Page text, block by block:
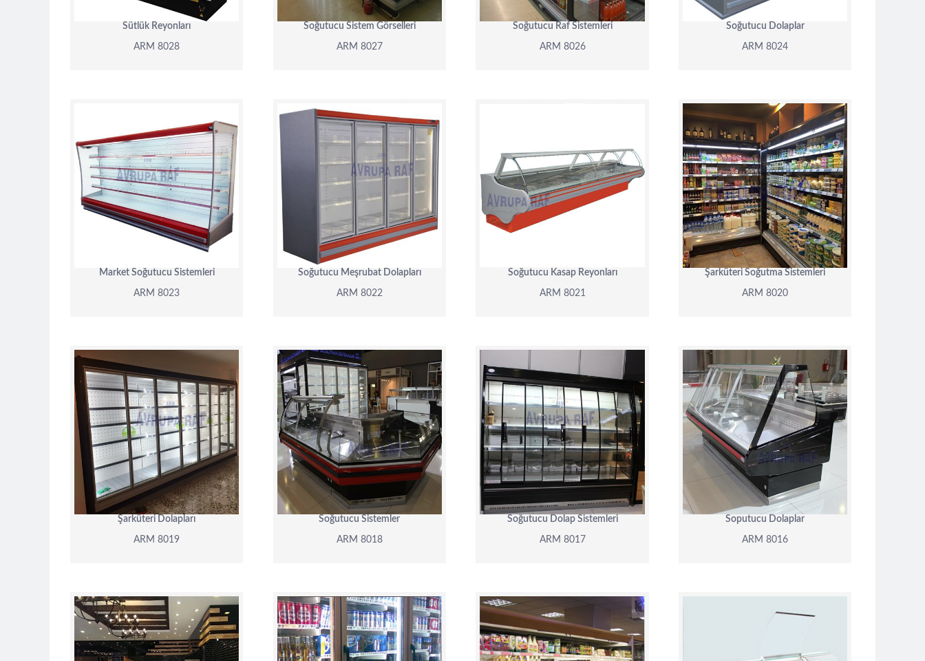
Sütlük Reyonları
ARM 8028
Soğutucu Sistem Görselleri
ARM 8027
Soğutucu Raf Sistemleri
ARM 8026
Soğutucu Dolaplar
ARM 8024
ARM 8023
DETAY
Market Soğutucu Sistemleri
ARM 8023
ARM 8022
Soğutucu Meşrubat Dolapları
ARM 8022
ARM 8021
DETAY
Soğutucu Kasap Reyonları
ARM 8021
ARM 8020
DETAY
Şarküteri Soğutma Sistemleri
ARM 8020
ARM 8019
DETAY
Şarküteri Dolapları
ARM 8019
ARM 8018
DETAY
Soğutucu Sistemler
ARM 8018
ARM 8017
DETAY
Soğutucu Dolap Sistemleri
ARM 8017
ARM 8016
DETAY
Soputucu Dolaplar
ARM 8016
ARM 8015 ARM 8014 ARM 8013 ARM 8012